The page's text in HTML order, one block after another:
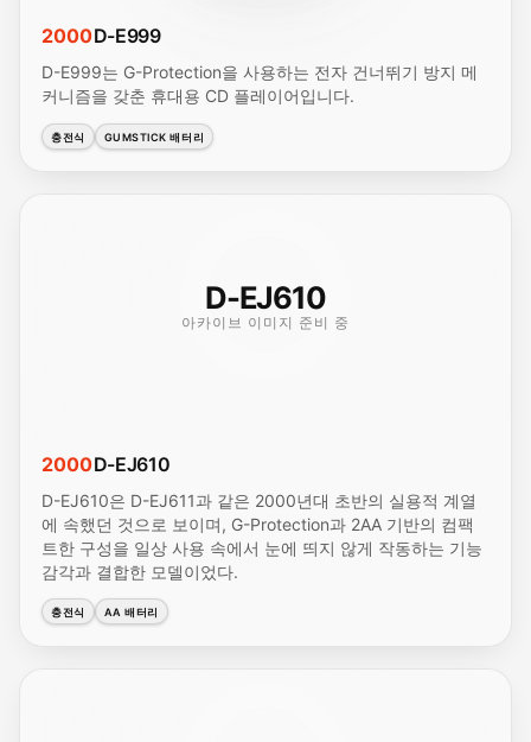
2000D-E999
D-E999는 G-Protection을 사용하는 전자 건너뛰기 방지 메
커니즘을 갖춘 휴대용 CD 플레이어입니다.
충전식 GUMSTICK 배터리
D-EJ610
아카이브 이미지 준비 중
2000D-EJ610
D-EJ610은 D-EJ611과 같은 2000년대 초반의 실용적 계열
에 속했던 것으로 보이며, G-Protection과 2AA 기반의 컴팩
트한 구성을 일상 사용 속에서 눈에 띄지 않게 작동하는 기능
감각과 결합한 모델이었다.
충전식 AA 배터리